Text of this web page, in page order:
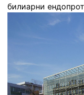
билиарни